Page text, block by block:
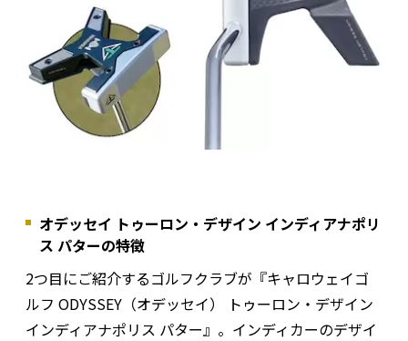
オデッセイ トゥーロン・デザイン インディアナポリ
ス パターの特徴
2つ目にご紹介するゴルフクラブが『キャロウェイゴ
ルフ ODYSSEY（オデッセイ） トゥーロン・デザイン
インディアナポリス パター』。インディカーのデザイ